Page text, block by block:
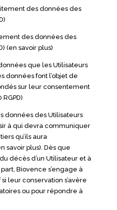
des données des
des données des
(en savoir plus)
que les Utilisateurs
données font l’objet de
sur leur consentement
données des Utilisateurs
à qui devra communiquer
qu’ils aura
savoir plus) . Dès que
décès d’un Utilisateur et à
Biovence s’engage à
leur conservation s’avère
ou pour répondre à